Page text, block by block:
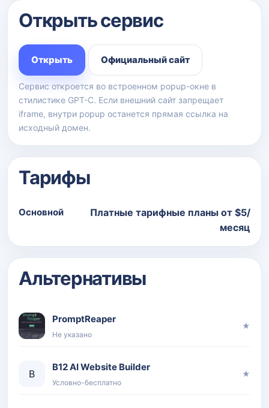
Открыть сервис
Открыть Официальный сайт
Сервис откроется во встроенном popup-окне в
стилистике GPT-C. Если внешний сайт запрещает
iframe, внутри popup останется прямая ссылка на
исходный домен.
Тарифы
Основной
Платные тарифные планы от $5/
месяц
Альтернативы
PromptReaper
Не указано
★
B
B12 AI Website Builder
Условно-бесплатно
★